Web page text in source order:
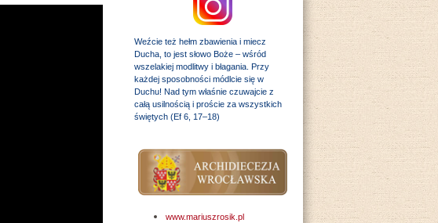
Weźcie też hełm zbawienia i miecz
Ducha, to jest słowo Boże – wśród
wszelakiej modlitwy i błagania. Przy
każdej sposobności módlcie się w
Duchu! Nad tym właśnie czuwajcie z
całą usilnością i proście za wszystkich
świętych (Ef 6, 17–18)
www.mariuszrosik.pl